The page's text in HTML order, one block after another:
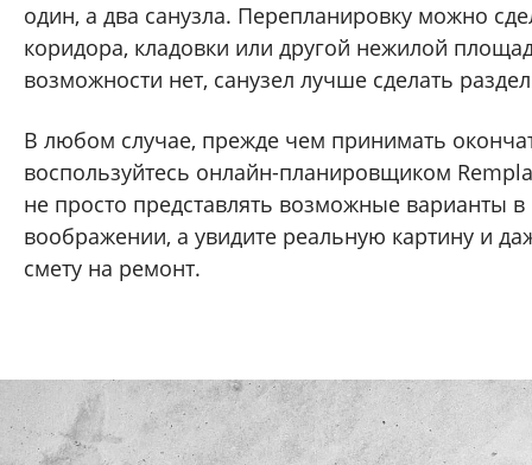
один, а два санузла. Перепланировку можно
коридора, кладовки или другой нежилой
возможности нет, санузел лучше сделать
В любом случае, прежде чем принимать
воспользуйтесь онлайн-планировщиком
не просто представлять возможные варианты в
воображении, а увидите реальную картину и
смету на ремонт.